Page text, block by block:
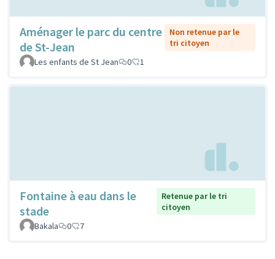
Aménager le parc du centre
de St-Jean
Non retenue par le
tri citoyen
Les enfants de St Jean
0 1
Fontaine à eau dans le
stade
Retenue par le tri
citoyen
Bakala
0 7